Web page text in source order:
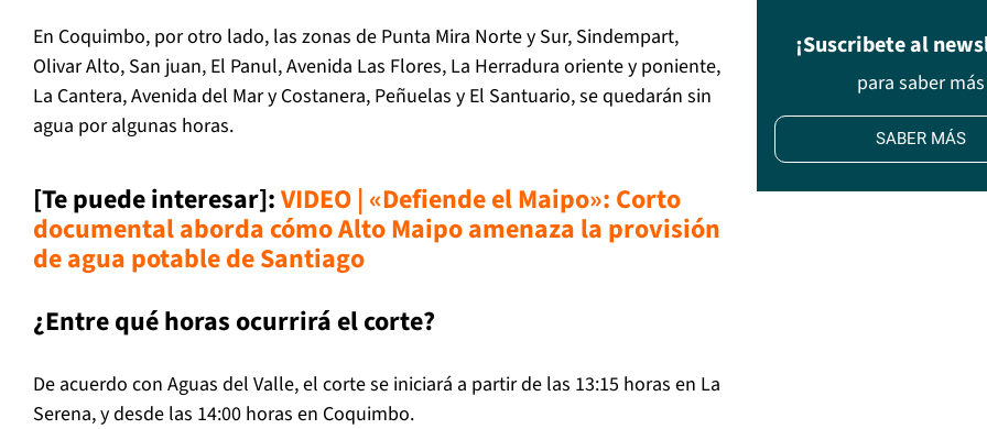
En Coquimbo, por otro lado, las zonas de Punta Mira Norte y Sur, Sindempart,
Olivar Alto, San juan, El Panul, Avenida Las Flores, La Herradura oriente y poniente,
La Cantera, Avenida del Mar y Costanera, Peñuelas y El Santuario, se quedarán sin
agua por algunas horas.
[Te puede interesar]:VIDEO | «Defiende el Maipo»: Corto
documental aborda cómo Alto Maipo amenaza la provisión
de agua potable de Santiago
¿Entre qué horas ocurrirá el corte?
De acuerdo con Aguas del Valle, el corte se iniciará a partir de las 13:15 horas en La
Serena, y desde las 14:00 horas en Coquimbo.
¡Suscribete al
para saber más
SABER MÁS